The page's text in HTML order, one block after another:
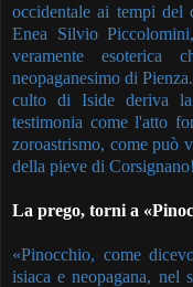
occidentale ai tempi
Enea Silvio
veramente esoterica
neopaganesimo di
culto di Iside deriva
testimonia come l'atto
zoroastrismo, come può
della pieve di
La prego, torni a
«Pinocchio, come
isiaca e neopagana, nel